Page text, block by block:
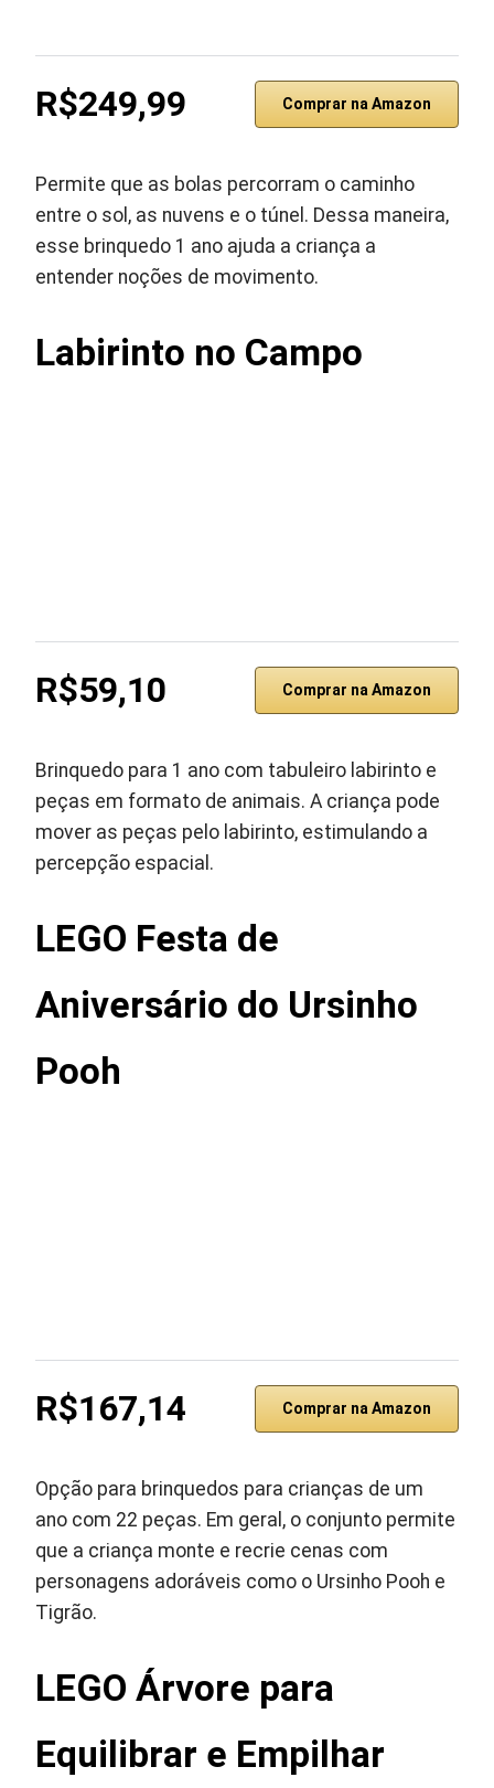
R$249,99 Comprar na Amazon
Permite que as bolas percorram o caminho
entre o sol, as nuvens e o túnel. Dessa maneira,
esse brinquedo 1 ano ajuda a criança a
entender noções de movimento.
Labirinto no Campo
R$59,10 Comprar na Amazon
Brinquedo para 1 ano com tabuleiro labirinto e
peças em formato de animais. A criança pode
mover as peças pelo labirinto, estimulando a
percepção espacial.
LEGO Festa de
Aniversário do Ursinho
Pooh
R$167,14 Comprar na Amazon
Opção para brinquedos para crianças de um
ano com 22 peças. Em geral, o conjunto permite
que a criança monte e recrie cenas com
personagens adoráveis como o Ursinho Pooh e
Tigrão.
LEGO Árvore para
Equilibrar e Empilhar